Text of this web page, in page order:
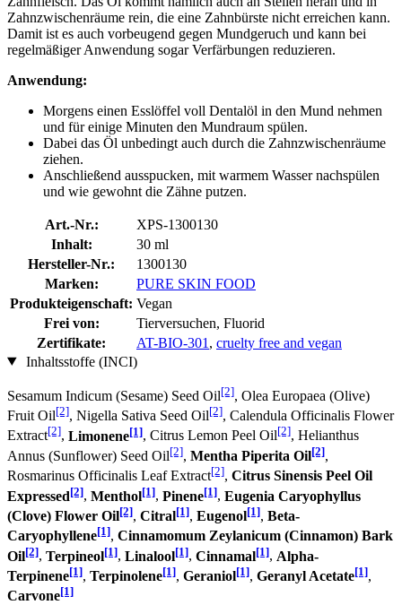
Zahnzwischenräume rein, die eine Zahnbürste nicht erreichen kann.
Damit ist es auch vorbeugend gegen Mundgeruch und kann bei
regelmäßiger Anwendung sogar Verfärbungen reduzieren.
Anwendung:
Morgens einen Esslöffel voll Dentalöl in den Mund nehmen
und für einige Minuten den Mundraum spülen.
Dabei das Öl unbedingt auch durch die Zahnzwischenräume
ziehen.
Anschließend ausspucken, mit warmem Wasser nachspülen
und wie gewohnt die Zähne putzen.
Art.-Nr.:
XPS-1300130
Inhalt:
30 ml
Hersteller-Nr.:
1300130
Marken:
PURE SKIN FOOD
Produkteigenschaft: Vegan
Frei von:
Tierversuchen, Fluorid
Zertifikate:
AT-BIO-301 , cruelty free and vegan
Inhaltsstoffe (INCI)
Sesamum Indicum (Sesame) Seed Oil[2], Olea Europaea (Olive)
Fruit Oil[2], Nigella Sativa Seed Oil[2], Calendula Officinalis Flower
Extract[2], Limonene[1], Citrus Lemon Peel Oil[2], Helianthus
Annus (Sunflower) Seed Oil[2], Mentha Piperita Oil[2],
Rosmarinus Officinalis Leaf Extract[2], Citrus Sinensis Peel Oil
Expressed[2], Menthol[1], Pinene[1], Eugenia Caryophyllus
(Clove) Flower Oil[2], Citral[1], Eugenol[1], Beta-
Caryophyllene[1], Cinnamomum Zeylanicum (Cinnamon) Bark
Oil[2], Terpineol[1], Linalool[1], Cinnamal[1], Alpha-
Terpinene[1], Terpinolene[1], Geraniol[1], Geranyl Acetate[1],
Carvone[1]